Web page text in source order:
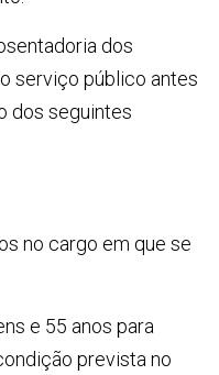
dos
serviço público antes
dos seguintes
no cargo em que se
e 55 anos para
prevista no